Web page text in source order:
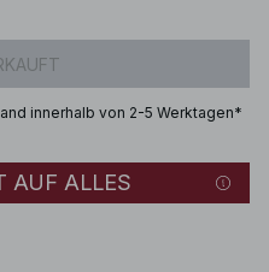
innerhalb von 2-5 Werktagen*
AUF ALLES